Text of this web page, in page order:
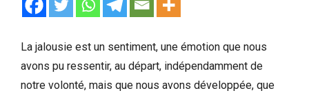
La jalousie est un sentiment, une émotion que nous
avons pu ressentir, au départ, indépendamment de
notre volonté, mais que nous avons développée, que